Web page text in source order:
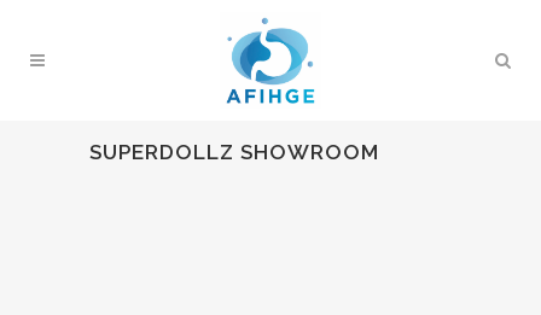
SUPERDOLLZ SHOWROOM